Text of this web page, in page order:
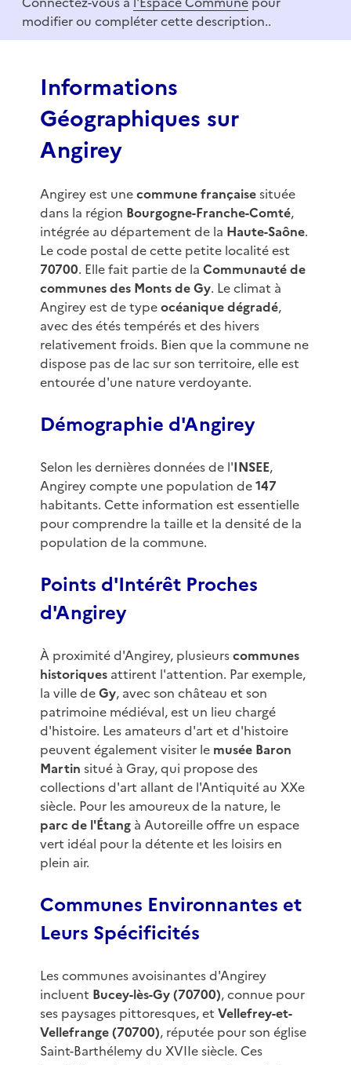
f
modifier ou compléter cette description..
Informations
Géographiques sur
Angirey
Angirey est unecommune françaisesituée
dans la région Bourgogne-Franche-Comté,
intégrée au département de la Haute-Saône.
Le code postal de cette petite localité est
70700. Elle fait partie de la Communauté de
communes des Monts de Gy. Le climat à
Angirey est de typeocéanique dégradé,
avec des étés tempérés et des hivers
relativement froids. Bien que la commune ne
dispose pas de lac sur son territoire, elle est
entourée d'une nature verdoyante.
Démographie d'Angirey
Selon les dernières données de l'INSEE,
Angirey compte une population de147
habitants. Cette information est essentielle
pour comprendre la taille et la densité de la
population de la commune.
Points d'Intérêt Proches
d'Angirey
À proximité d'Angirey, plusieurscommunes
historiquesattirent l'attention. Par exemple,
la ville deGy, avec son château et son
patrimoine médiéval, est un lieu chargé
d'histoire. Les amateurs d'art et d'histoire
peuvent également visiter le musée Baron
Martin situé à Gray, qui propose des
collections d'art allant de l'Antiquité au XXe
siècle. Pour les amoureux de la nature, le
parc de l'Étangà Autoreille offre un espace
vert idéal pour la détente et les loisirs en
plein air.
Communes Environnantes et
Leurs Spécificités
Les communes avoisinantes d'Angirey
incluent Bucey-lès-Gy (70700), connue pour
ses paysages pittoresques, et Vellefrey-et-
Vellefrange (70700), réputée pour son église
Saint-Barthélemy du XVIIe siècle. Ces